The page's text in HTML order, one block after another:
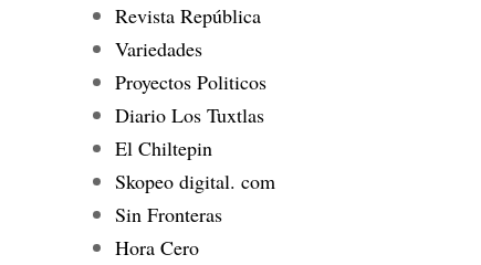
Revista República
Variedades
Proyectos Politicos
Diario Los Tuxtlas
El Chiltepin
Skopeo digital. com
Sin Fronteras
Hora Cero